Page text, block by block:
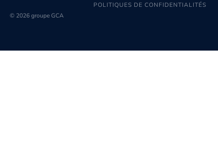
POLITIQUES DE CONFIDENTIALITÉS
© 2026 groupe GCA